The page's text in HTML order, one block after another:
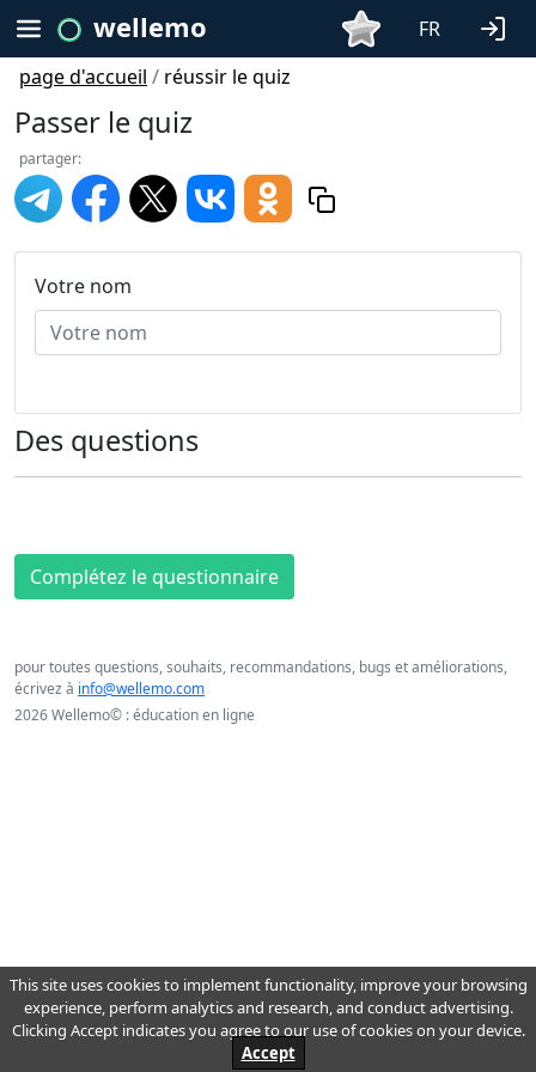
wellemo
FR
page d'accueil / réussir le quiz
Passer le quiz
partager:
Votre nom
Des questions
Complétez le questionnaire
pour toutes questions, souhaits, recommandations, bugs et améliorations,
écrivez à info@wellemo.com
2026 Wellemo© : éducation en ligne
This site uses cookies to implement functionality, improve your browsing
experience, perform analytics and research, and conduct advertising.
Clicking Accept indicates you agree to our use of cookies on your device.
Accept